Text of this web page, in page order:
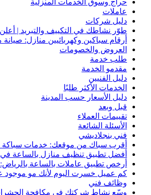
حراج وسوق الخدمات المنزلية
عاملات
دليل شركات
طوّر نشاطك في التكييف والتبريد |
أرقام سباكين وكهربائيين منازل: صيانة
العروض والخصومات
طلب خدمة
مقدمو الخدمة
دليل الفنيين
الخدمات الأكثر طلبًا
دليل الأسعار حسب المدينة
قبل وبعد
تقييمات العملاء
الأسئلة الشائعة
فني بنجلاديشي
أقرب سباك من موقعك: خدمات سباكة
أفضل تطبيق تنظيف منازل بالساعة
أرخص تطبيق عاملات بالساعة بالرياض:
كم عميل خسرت اليوم لأنك مو موجود
وظائف فني
وسّع نشاط شركتك في مكافحة